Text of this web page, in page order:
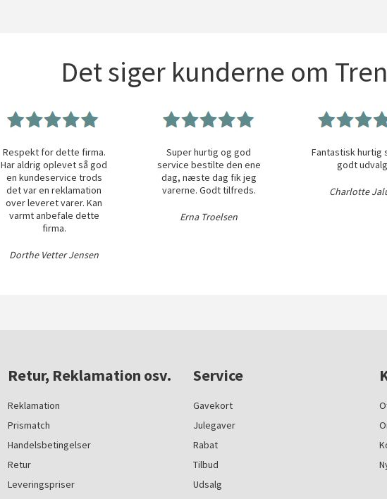
Det siger kunderne om
Respekt for dette firma.
Har aldrig oplevet så god
en kundeservice trods
det var en reklamation
over leveret varer. Kan
varmt anbefale dette
firma.
Dorthe Vetter Jensen
Super hurtig og god
service bestilte den ene
dag, næste dag fik jeg
varerne. Godt tilfreds.
Erna Troelsen
Fantastisk hurtig
godt
Charlotte
Retur, Reklamation osv.
Reklamation
Prismatch
Handelsbetingelser
Retur
Leveringspriser
Service
Gavekort
Julegaver
Rabat
Tilbud
Udsalg